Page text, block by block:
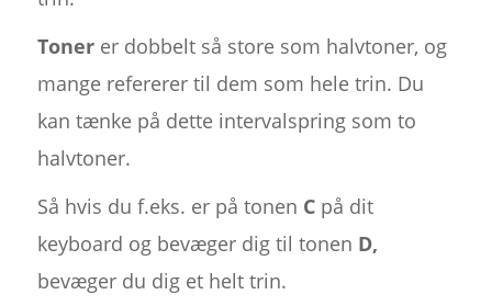
Tonerer dobbelt så store som halvtoner, og
mange refererer til dem som hele trin. Du
kan tænke på dette intervalspring som to
halvtoner.
Så hvis du f.eks. er på tonen Cpå dit
keyboard og bevæger dig til tonen D,
bevæger du dig et helt trin.